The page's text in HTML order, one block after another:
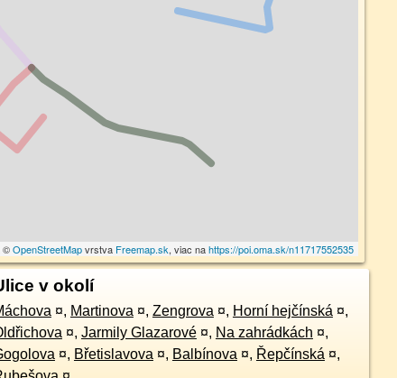
©OpenStreetMapvrstva Freemap.sk, viac nahttps://poi.oma.sk/n11717552535
v okolí
¤, Martinova ¤, Zengrova ¤, Horní hejčínská ¤,
¤, Jarmily Glazarové ¤, Na zahrádkách ¤,
¤, Břetislavova ¤, Balbínova ¤, Řepčínská ¤,